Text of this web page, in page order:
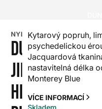
NYLONOVÉ/TEXTILNÍ
DUNLOP
JIMI
HENDRIX
Kytarový popruh,
psychedelickou
Jacquardová
nastavitelná délka
Monterey Blue
VÍCE INFORMACÍ
Skladem